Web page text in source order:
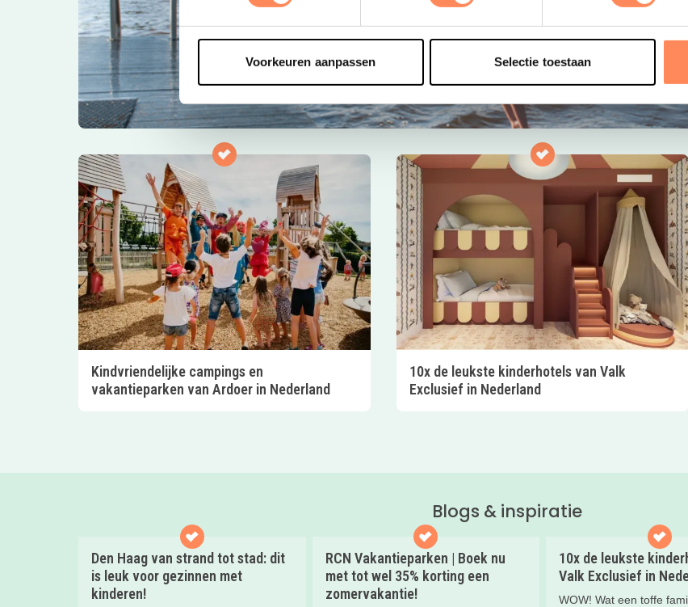
Voorkeuren aanpassen Selectie toestaan
Kindvriendelijke campings en
vakantieparken van Ardoer in Nederland
10x de leukste kinderhotels van Valk
Exclusief in Nederland
Blogs & inspiratie
Den Haag van strand tot stad: dit
is leuk voor gezinnen met
kinderen!
RCN Vakantieparken | Boek nu
met tot wel 35% korting een
zomervakantie!
10x de leukste
Valk Exclusief in
WOW! Wat een toffe